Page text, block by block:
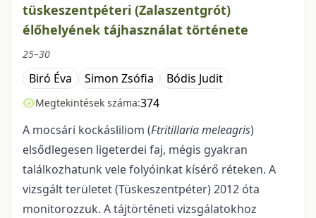
tüskeszentpéteri (Zalaszentgrót)
élőhelyének tájhasználat története
25–30
Biró Éva Simon Zsófia Bódis Judit
Megtekintések száma:374
A mocsári kockásliliom (Ftritillaria meleagris)
elsődlegesen ligeterdei faj, mégis gyakran
találkozhatunk vele folyóinkat kísérő réteken. A
vizsgált területet (Tüskeszentpéter) 2012 óta
monitorozzuk. A tájtörténeti vizsgálatokhoz